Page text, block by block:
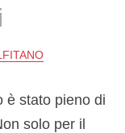
è stato pieno di
solo per il